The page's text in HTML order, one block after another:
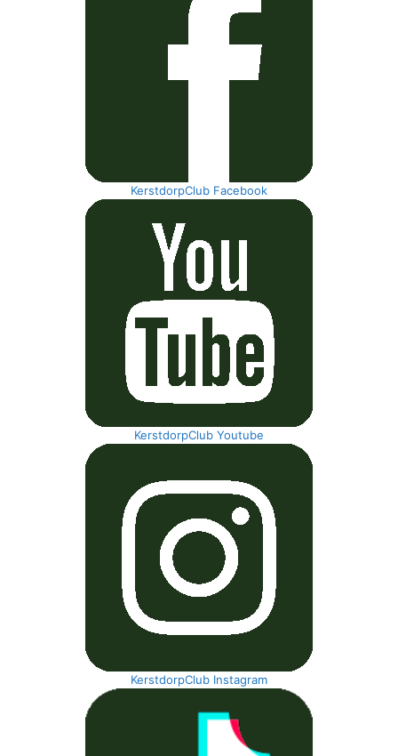
KerstdorpClub Facebook
KerstdorpClub Youtube
KerstdorpClub Instagram